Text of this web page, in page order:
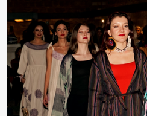
DENİZLİ DİYARBAKIR
TOHUMLUKTAN TOHUMLUK